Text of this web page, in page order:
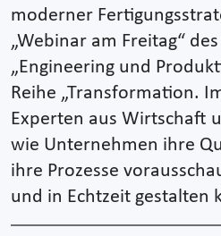
moderner
„Webinar am Freitag“
„Engineering und
Reihe „Transformation.
Experten aus Wirtschaft
wie Unternehmen ihre
ihre Prozesse
und in Echtzeit gestalten